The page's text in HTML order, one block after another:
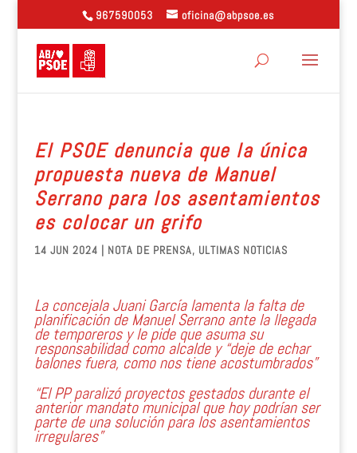
967590053 oficina@abpsoe.es
El PSOE denuncia que la única
propuesta nueva de Manuel
Serrano para los asentamientos
es colocar un grifo
14 JUN 2024 | NOTA DE PRENSA, ULTIMAS NOTICIAS
La concejala Juani García lamenta la falta de
planificación de Manuel Serrano ante la llegada
de temporeros y le pide que asuma su
responsabilidad como alcalde y “deje de echar
balones fuera, como nos tiene acostumbrados”
“El PP paralizó proyectos gestados durante el
anterior mandato municipal que hoy podrían ser
parte de una solución para los asentamientos
irregulares”